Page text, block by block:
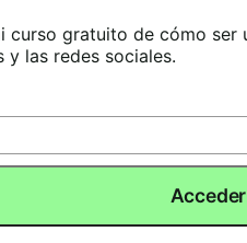
curso gratuito de cómo
y las redes sociales.